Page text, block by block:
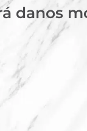
danos